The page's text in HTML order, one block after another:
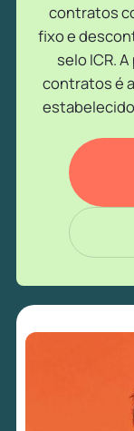
contratos
fixo e
selo ICR.
contratos é